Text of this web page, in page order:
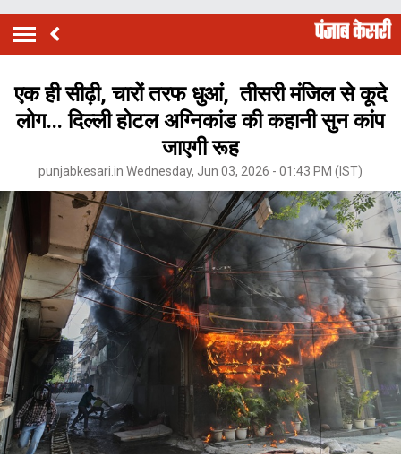
एक ही सीढ़ी, चारों तरफ धुआंं, तीसरी मंजिल से कूदे
लोग... दिल्ली होटल अग्निकांड की कहानी सुन कांप
जाएगी रूह
punjabkesari.in Wednesday, Jun 03, 2026 - 01:43 PM (IST)